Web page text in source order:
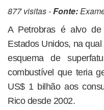
877 visitas -Fonte:
A Petrobras é alvo
Estados Unidos, na
esquema de
combustível que teria
US$ 1 bilhão aos
Rico desde 2002.